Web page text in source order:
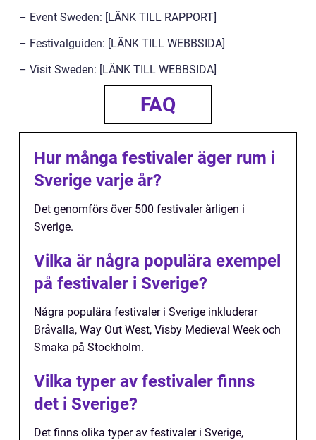
– Event Sweden: [LÄNK TILL RAPPORT]
– Festivalguiden: [LÄNK TILL WEBBSIDA]
– Visit Sweden: [LÄNK TILL WEBBSIDA]
FAQ
Hur många festivaler äger rum i
Sverige varje år?
Det genomförs över 500 festivaler årligen i
Sverige.
Vilka är några populära exempel
på festivaler i Sverige?
Några populära festivaler i Sverige inkluderar
Bråvalla, Way Out West, Visby Medieval Week och
Smaka på Stockholm.
Vilka typer av festivaler finns
det i Sverige?
Det finns olika typer av festivaler i Sverige,